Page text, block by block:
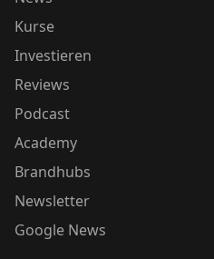
Kurse
Investieren
Reviews
Podcast
Academy
Brandhubs
Newsletter
Google News